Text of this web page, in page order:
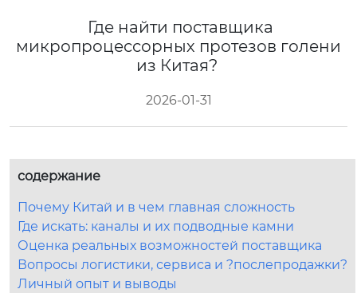
Где найти поставщика
микропроцессорных протезов голени
из Китая?
2026-01-31
содержание
Почему Китай и в чем главная сложность
Где искать: каналы и их подводные камни
Оценка реальных возможностей поставщика
Вопросы логистики, сервиса и ?послепродажки?
Личный опыт и выводы